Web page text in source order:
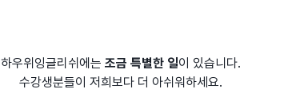
하우위잉글리쉬에는 조금 특별한 일이 있습니다.
수강생분들이 저희보다 더 아쉬워하세요.